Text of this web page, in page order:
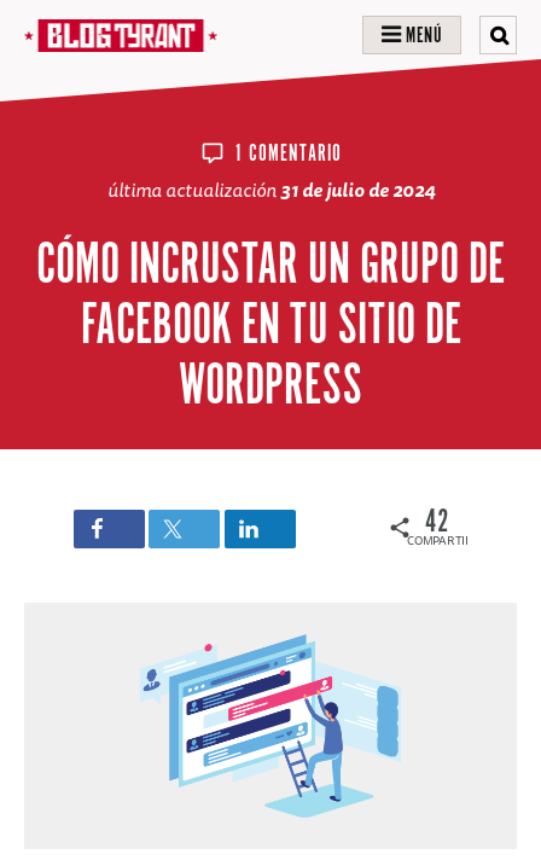
MENÚ
1 COMENTARIO
última actualización31 de julio de 2024
CÓMO INCRUSTAR UN GRUPO DE
FACEBOOK EN TU SITIO DE
WORDPRESS
COMPARTIDOS
42